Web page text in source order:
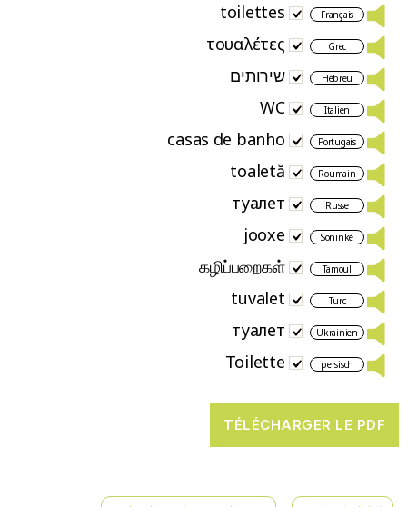
Français
toilettes
Grec
τουαλέτες
Hébreu שירותים
Italien
WC
Portugais
casas de banho
Roumain
toaletă
Russe
туалет
Soninké
jooxe
Tamoul
கழிப்பறைகள்
Turc
tuvalet
Ukrainien
туалет
persisch
Toilette